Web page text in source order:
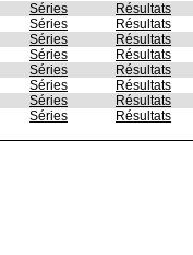
Séries Résultats
Séries Résultats
Séries Résultats
Séries Résultats
Séries Résultats
Séries Résultats
Séries Résultats
Séries Résultats